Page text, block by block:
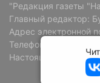
"Редакция газеты
Главный редактор:
Адрес электронной
Телефон редакции:
Настоящий ресурс